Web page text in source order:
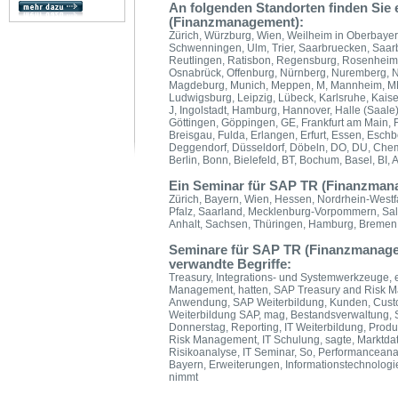
An folgenden Standorten finden Sie
(Finanzmanagement):
Zürich, Würzburg, Wien, Weilheim in
Schwenningen, Ulm, Trier, Saarbruecken,
Reutlingen, Ratisbon, Regensburg,
Osnabrück, Offenburg, Nürnberg, Nuremberg,
Magdeburg, Munich, Meppen, M, Mannheim,
Ludwigsburg, Leipzig, Lübeck, Karlsruhe,
J, Ingolstadt, Hamburg, Hannover, Halle
Göttingen, Göppingen, GE, Frankfurt am
Breisgau, Fulda, Erlangen, Erfurt, Essen,
Deggendorf, Düsseldorf, Döbeln, DO, DU,
Berlin, Bonn, Bielefeld, BT, Bochum, Basel, BI,
Ein Seminar für SAP TR
Zürich, Bayern, Wien, Hessen, Nordrhein-
Pfalz, Saarland, Mecklenburg-Vorpommern,
Anhalt, Sachsen, Thüringen, Hamburg,
Seminare für SAP TR
verwandte Begriffe:
Treasury, Integrations- und
Management, hatten, SAP Treasury and Risk
Anwendung, SAP Weiterbildung, Kunden,
Weiterbildung SAP, mag, Bestandsverwaltung,
Donnerstag, Reporting, IT Weiterbildung,
Risk Management, IT Schulung, sagte,
Risikoanalyse, IT Seminar, So,
Bayern, Erweiterungen,
nimmt